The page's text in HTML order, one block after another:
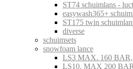
ST74 schuimlans -
easywash365+
ST175 twin
diverse
schuimsets
snowfoam lance
LS3 MAX. 160 BAR,
LS10. MAX 200